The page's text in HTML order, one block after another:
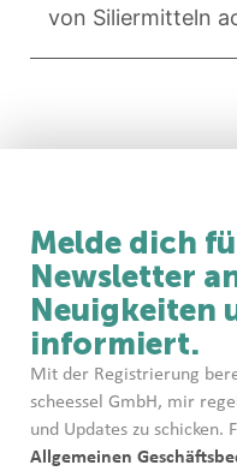
von Siliermitteln
Melde dich
Newsletter
Neuigkeiten
informiert.
Mit der Registrierung
scheessel GmbH, mir
und Updates zu schicken.
Allgemeinen